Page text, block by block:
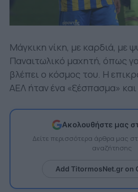
Μάγκικη νίκη, με καρδιά, με
Παναιτωλικό μαχητή, όπως
βλέπει ο κόσμος του. Η
ΑΕΛ ήταν ένα «ξέσπασμα»
Ακολουθήστε μας
Δείτε περισσότερα άρθρα μας
αναζήτησης
Add TitormosNet.gr on